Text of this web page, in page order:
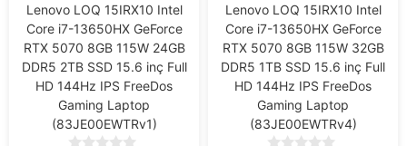
Lenovo LOQ 15IRX10 Intel
Core i7-13650HX GeForce
RTX 5070 8GB 115W 24GB
DDR5 2TB SSD 15.6 inç Full
HD 144Hz IPS FreeDos
Gaming Laptop
(83JE00EWTRv1)
Lenovo LOQ 15IRX10 Intel
Core i7-13650HX GeForce
RTX 5070 8GB 115W 32GB
DDR5 1TB SSD 15.6 inç Full
HD 144Hz IPS FreeDos
Gaming Laptop
(83JE00EWTRv4)